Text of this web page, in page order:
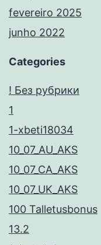
fevereiro 2025
junho 2022
Categories
! Без рубрики
1
1-xbeti18034
10_07_AU_AKS
10_07_CA_AKS
10_07_UK_AKS
100 Talletusbonus
13.2